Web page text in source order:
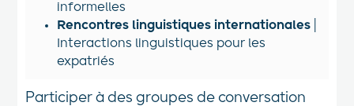
informelles
Rencontres linguistiques internationales
Interactions linguistiques pour les
expatriés
Participer à des groupes de conversation